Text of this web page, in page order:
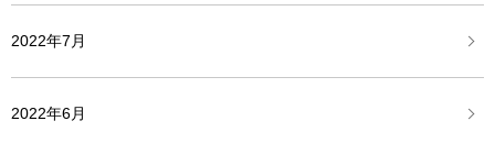
2022年7月
2022年6月